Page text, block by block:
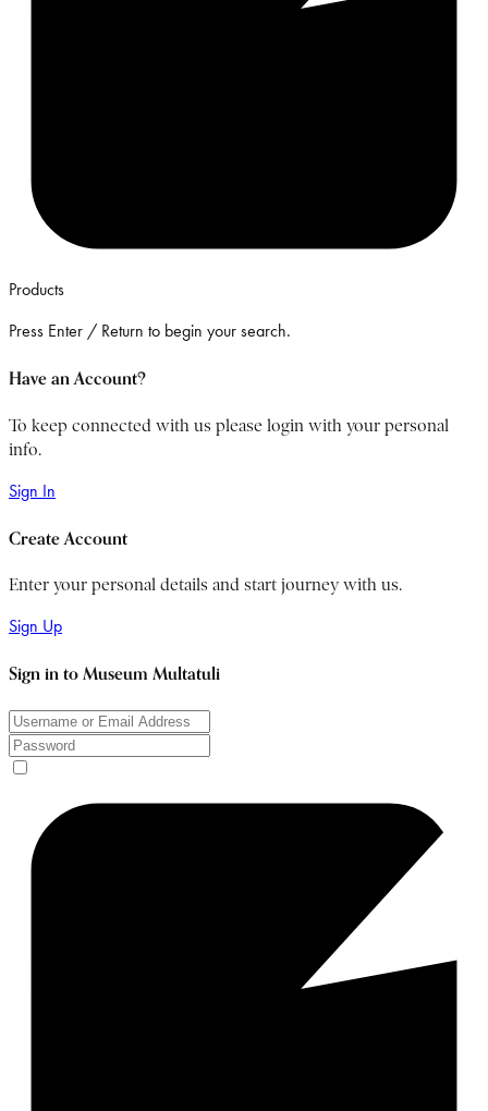
Products
Press Enter / Return to begin your search.
Have an Account?
To keep connected with us please login with your personal
info.
Sign In
Create Account
Enter your personal details and start journey with us.
Sign Up
Sign in to Museum Multatuli